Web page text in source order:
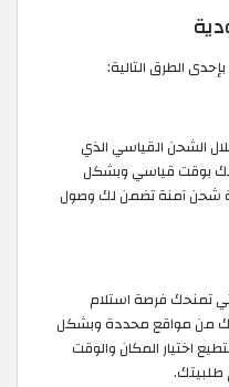
الطرق التالية:
الشحن القياسي الذي
بوقت قياسي وبشكل
شحن آمنة تضمن لك وصول
تمنحك فرصة استلام
من مواقع محددة وبشكل
اختيار المكان والوقت
طلبيتك.